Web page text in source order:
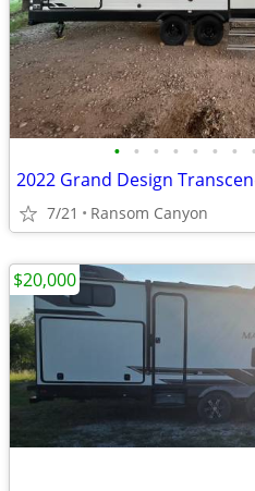
• • • • • • • •
2022 Grand Design
7/21 Ransom Canyon
$20,000